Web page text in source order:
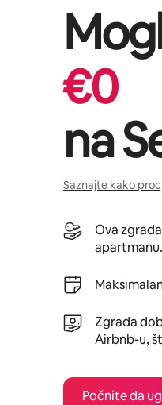
€0
na
Saznajte kako
Ova
apartmanu.
Zgrada
Airbnb-u,
Počnite da